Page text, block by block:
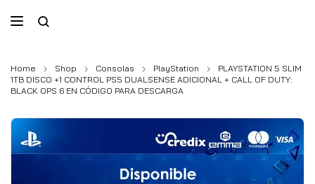
Home Shop Consolas PlayStation
PLAYSTATION 5 SLIM
1TB DISCO +1 CONTROL PS5 DUALSENSE ADICIONAL + CALL OF DUTY:
BLACK OPS 6 EN CÓDIGO PARA DESCARGA